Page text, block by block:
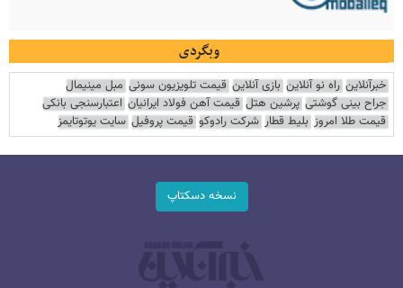
وبگردی
خبرآنلاین راه نو آنلاین بازی آنلاین قیمت تلویزیون سونی مبل مینیمال
جراح بینی گوشتی پرشین هتل قیمت آهن فولاد ایرانیان اعتبارسنجی بانکی
قیمت طلا امروز بلیط قطار شرکت رادوکو قیمت پروفیل سایت یوتوتایمز
نسخه دسکتاپ